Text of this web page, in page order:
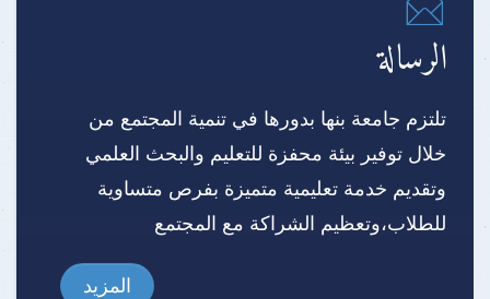
الرسالة
تلتزم جامعة بنها بدورها في تنمية المجتمع من
خلال توفير بيئة محفزة للتعليم والبحث العلمي
وتقديم خدمة تعليمية متميزة بفرص متساوية
للطلاب،وتعظيم الشراكة مع المجتمع
المزيد